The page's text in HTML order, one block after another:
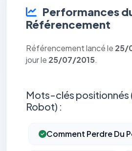
Performances
Référencement
Référencement lancé le 25/
jour le 25/07/2015.
Mots-clés positionnés
Robot) :
Comment Perdre Du